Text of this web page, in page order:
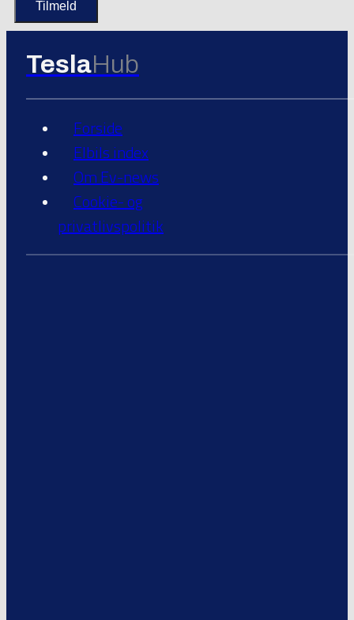
TeslaHub
Forside
Elbils index
Om Ev-news
Cookie- og
privatlivspolitik